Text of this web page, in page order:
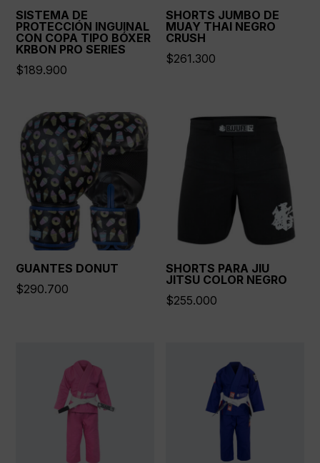
SISTEMA DE
PROTECCIÓN INGUINAL
CON COPA TIPO BÓXER
KRBON PRO SERIES
$189.900
SHORTS JUMBO DE
MUAY THAI NEGRO
CRUSH
$261.300
GUANTES DONUT
$290.700
SHORTS PARA JIU
JITSU COLOR NEGRO
$255.000